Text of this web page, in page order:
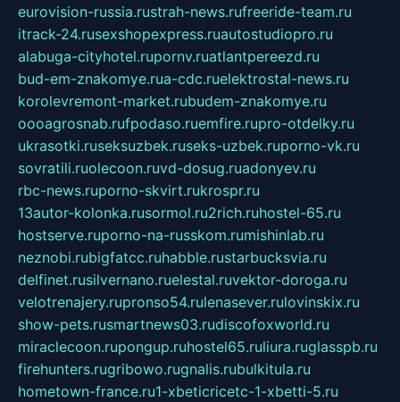
eurovision-russia.rustrah-news.rufreeride-team.ru
itrack-24.rusexshopexpress.ruautostudiopro.ru
alabuga-cityhotel.rupornv.ruatlantpereezd.ru
bud-em-znakomye.rua-cdc.ruelektrostal-news.ru
korolevremont-market.rubudem-znakomye.ru
oooagrosnab.rufpodaso.ruemfire.rupro-otdelky.ru
ukrasotki.ruseksuzbek.ruseks-uzbek.ruporno-vk.ru
sovratili.ruolecoon.ruvd-dosug.ruadonyev.ru
rbc-news.ruporno-skvirt.rukrospr.ru
13autor-kolonka.rusormol.ru2rich.ruhostel-65.ru
hostserve.ruporno-na-russkom.rumishinlab.ru
neznobi.rubigfatcc.ruhabble.rustarbucksvia.ru
delfinet.rusilvernano.ruelestal.ruvektor-doroga.ru
velotrenajery.rupronso54.rulenasever.rulovinskix.ru
show-pets.rusmartnews03.rudiscofoxworld.ru
miraclecoon.rupongup.ruhostel65.ruliura.ruglasspb.ru
firehunters.rugribowo.rugnalis.rubulkitula.ru
hometown-france.ru1-xbeticricetc-1-xbetti-5.ru